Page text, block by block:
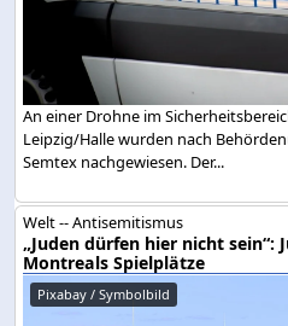
An einer Drohne im
Leipzig/Halle wurden nach
Semtex nachgewiesen. Der...
Welt -- Antisemitismus
„Juden dürfen hier nicht sein“:
Montreals Spielplätze
Pixabay / Symbolbild